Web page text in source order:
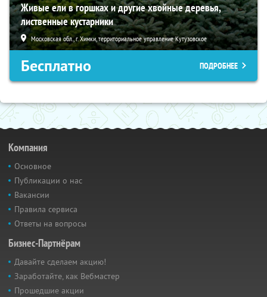
Живые ели в горшках и другие хвойные деревья,
лиственные кустарники
Московская обл., г. Химки, территориальное управление Кутузовское
Бесплатно ПОДРОБНЕЕ
Компания
Основное
Публикации о нас
Вакансии
Правила сервиса
Ответы на вопросы
Бизнес-Партнёрам
Давайте сделаем акцию!
Заработайте, как Вебмастер
Прошедшие акции